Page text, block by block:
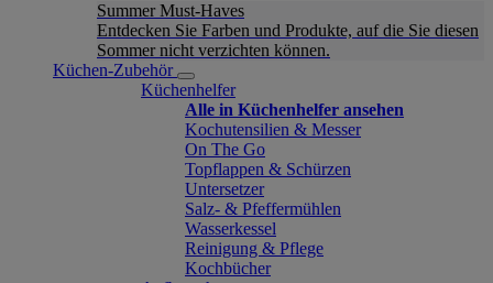
Summer Must-Haves
Entdecken Sie Farben und Produkte, auf die Sie diesen
Sommer nicht verzichten können.
Küchen-Zubehör
Küchenhelfer
Alle in Küchenhelfer ansehen
Kochutensilien & Messer
On The Go
Topflappen & Schürzen
Untersetzer
Salz- & Pfeffermühlen
Wasserkessel
Reinigung & Pflege
Kochbücher